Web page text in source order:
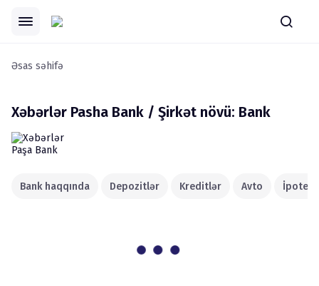
Əsas səhifə
Xəbərlər Pasha Bank / Şirkət növü: Bank
Bank haqqında Depozitlər Kreditlər Avto İpoteka